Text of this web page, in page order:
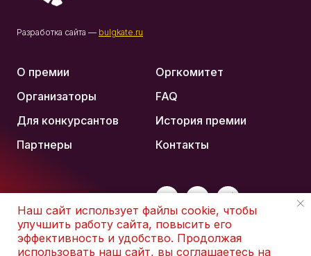
Наш сайт использует файлы cookie, чтобы
улучшить работу сайта, повысить его
эффективность и удобство. Продолжая
использовать наш сайт, вы соглашаетесь на
Разработка сайта — bulgkate.ru
О премии
Организаторы
Для конкурсантов
Партнеры
Оргкомитет
FAQ
История премии
Контакты